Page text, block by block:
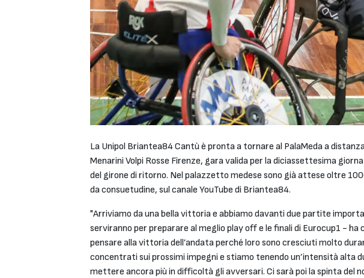
La Unipol Briantea84 Cantù è pronta a tornare al PalaMeda a
Menarini Volpi Rosse Firenze, gara valida per la diciassettesima
del girone di ritorno. Nel palazzetto medese sono già attese oltre
da consuetudine, sul canale YouTube di Briantea84.
"Arriviamo da una bella vittoria e abbiamo davanti due partite
serviranno per preparare al meglio play off e le finali di Eurocup1 -
pensare alla vittoria dell’andata perché loro sono cresciuti molto
concentrati sui prossimi impegni e stiamo tenendo un’intensità alta
mettere ancora più in difficoltà gli avversari. Ci sarà poi la spinta del